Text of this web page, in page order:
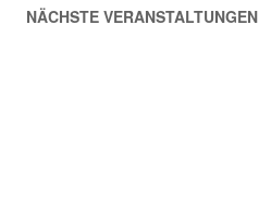
NÄCHSTE VERANSTALTUNGEN